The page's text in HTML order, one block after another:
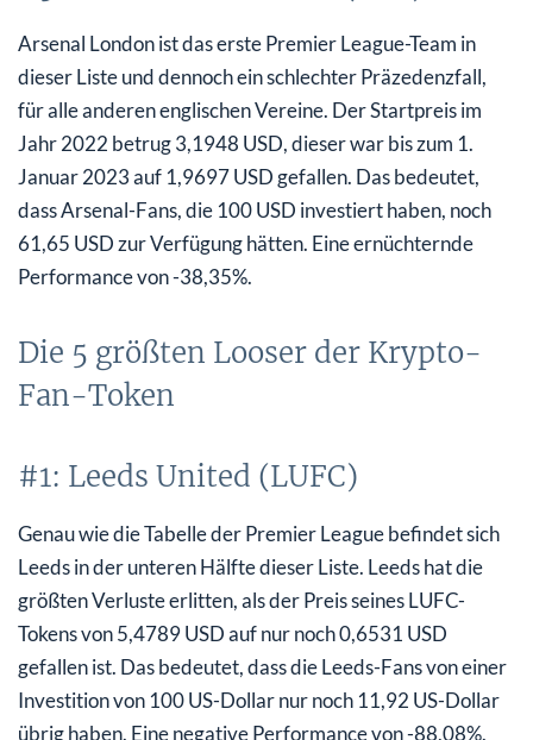
Arsenal London ist das erste Premier League-Team in
dieser Liste und dennoch ein schlechter Präzedenzfall,
für alle anderen englischen Vereine. Der Startpreis im
Jahr 2022 betrug 3,1948 USD, dieser war bis zum 1.
Januar 2023 auf 1,9697 USD gefallen. Das bedeutet,
dass Arsenal-Fans, die 100 USD investiert haben, noch
61,65 USD zur Verfügung hätten. Eine ernüchternde
Performance von -38,35%.
Die 5 größten Looser der Krypto-
Fan-Token
#1: Leeds United (LUFC)
Genau wie die Tabelle der Premier League befindet sich
Leeds in der unteren Hälfte dieser Liste. Leeds hat die
größten Verluste erlitten, als der Preis seines LUFC-
Tokens von 5,4789 USD auf nur noch 0,6531 USD
gefallen ist. Das bedeutet, dass die Leeds-Fans von einer
Investition von 100 US-Dollar nur noch 11,92 US-Dollar
übrig haben. Eine negative Performance von -88,08%.